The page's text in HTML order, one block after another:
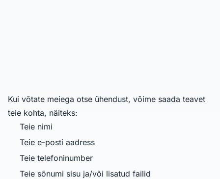
Kui võtate meiega otse ühendust, võime saada teavet
teie kohta, näiteks:
Teie nimi
Teie e-posti aadress
Teie telefoninumber
Teie sõnumi sisu ja/või lisatud failid